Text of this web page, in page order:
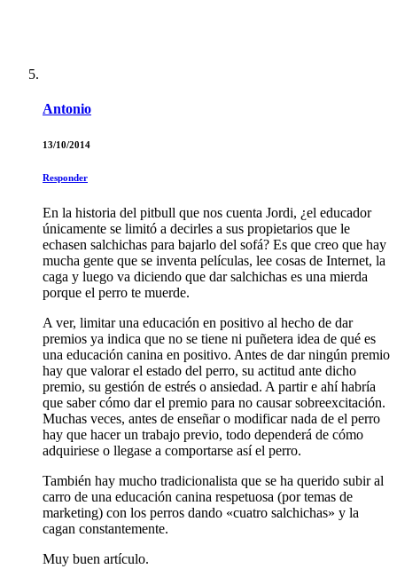
Antonio
13/10/2014
Responder
En la historia del pitbull que nos cuenta Jordi, ¿el educador
únicamente se limitó a decirles a sus propietarios que le
echasen salchichas para bajarlo del sofá? Es que creo que hay
mucha gente que se inventa películas, lee cosas de Internet, la
caga y luego va diciendo que dar salchichas es una mierda
porque el perro te muerde.
A ver, limitar una educación en positivo al hecho de dar
premios ya indica que no se tiene ni puñetera idea de qué es
una educación canina en positivo. Antes de dar ningún premio
hay que valorar el estado del perro, su actitud ante dicho
premio, su gestión de estrés o ansiedad. A partir e ahí habría
que saber cómo dar el premio para no causar sobreexcitación.
Muchas veces, antes de enseñar o modificar nada de el perro
hay que hacer un trabajo previo, todo dependerá de cómo
adquiriese o llegase a comportarse así el perro.
También hay mucho tradicionalista que se ha querido subir al
carro de una educación canina respetuosa (por temas de
marketing) con los perros dando «cuatro salchichas» y la
cagan constantemente.
Muy buen artículo.